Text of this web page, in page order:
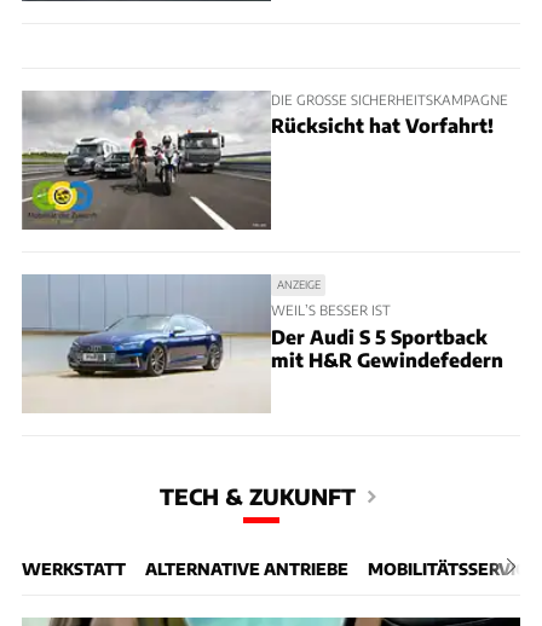
DIE GROSSE SICHERHEITSKAMPAGNE
Rücksicht hat Vorfahrt!
ANZEIGE
WEIL’S BESSER IST
Der Audi S 5 Sportback
mit H&R Gewindefedern
TECH & ZUKUNFT
WERKSTATT ALTERNATIVE ANTRIEBE